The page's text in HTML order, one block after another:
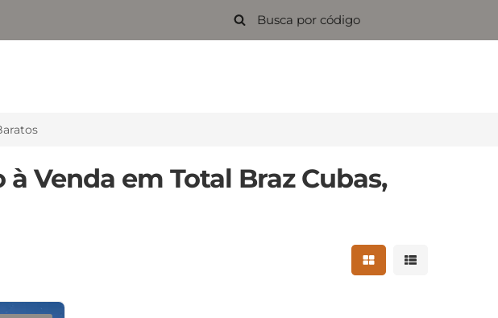
Venda em Total Braz Cubas,
Mostrar resultados
Mostrar